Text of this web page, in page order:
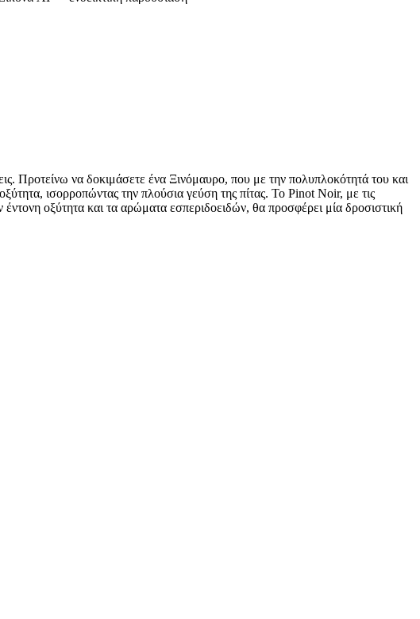
Προτείνω να δοκιμάσετε ένα Ξινόμαυρο, που με την πολυπλοκότητά του και
ισορροπώντας την πλούσια γεύση της πίτας. Το Pinot Noir, με τις
οξύτητα και τα αρώματα εσπεριδοειδών, θα προσφέρει μία δροσιστική